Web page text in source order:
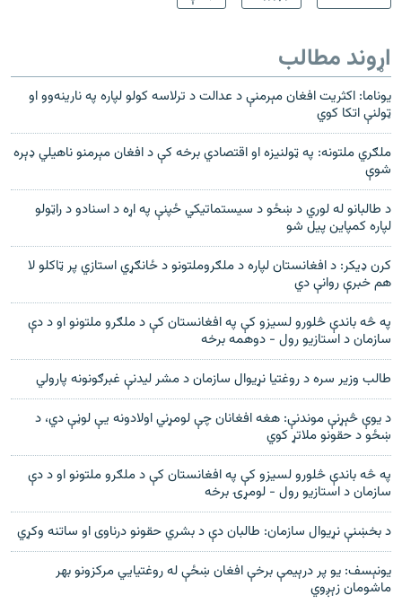
اړوند مطالب
یوناما: اکثریت افغان مېرمنې د عدالت د ترلاسه کولو لپاره په نارینه‌وو او
ټولنې اتکا کوي
ملګري ملتونه: په ټولنيزه او اقتصادي برخه کې د افغان مېرمنو ناهيلي ډېره
شوې
د طالبانو له لوري د ښځو د سیستماتیکي ځپنې په اړه د اسنادو د راټولو
لپاره کمپاین پیل شو
کرن ډيکر: د افغانستان لپاره د ملګروملتونو د ځانګړي استازي پر ټاکلو لا
هم خبرې روانې دي
په څه باندې څلورو لسیزو کې په افغانستان کې د ملګرو ملتونو او د دې
سازمان د استازیو رول - دوهمه برخه
طالب وزیر سره د روغتیا نړیوال سازمان د مشر لیدنې غبرګونونه پارولي
د يوې څېړنې موندنې: هغه افغانان چې لومړني اولادونه يې لوڼې دي، د
ښځو د حقونو ملاتړ کوي
په څه باندې څلورو لسیزو کې په افغانستان کې د ملګرو ملتونو او د دې
سازمان د استازیو رول - لومړۍ برخه
د بخښنې نړیوال سازمان: طالبان دې د بشري حقونو درناوی او ساتنه وکړي
یونېسف: یو پر درېیمې برخې افغان ښځې له روغتیایي مرکزونو بهر
ماشومان زېږوي